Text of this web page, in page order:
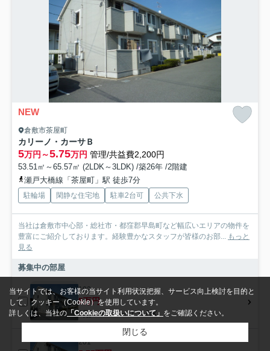
NEW
倉敷市茶屋町
カリーノ・カーサＢ
5万円～5.75万円 管理/共益費2,200円
53.51㎡～65.57㎡ (2LDK～3LDK) /築26年 /2階建
瀬戸大橋線「茶屋町」駅 徒歩7分
駐輪場 閑静な住宅地 駐車2台可 公共下水
当社は倉敷市中心部・総社市・都窪郡早島町など幅広いエリアの物件を
豊富にご紹介しております。経験豊かなスタッフが皆様のお部...
もっと
見る
募集中の部屋
102
5万円
1階 / 53.51㎡ / 2LDK
201
当サイトでは、お客様の当サイト利用状況把握、サービス向上検討を目的と
して、クッキー（Cookie）を使用しています。
詳しくは、当社の 「Cookieの取扱いについて」 をご確認ください。
閉じる